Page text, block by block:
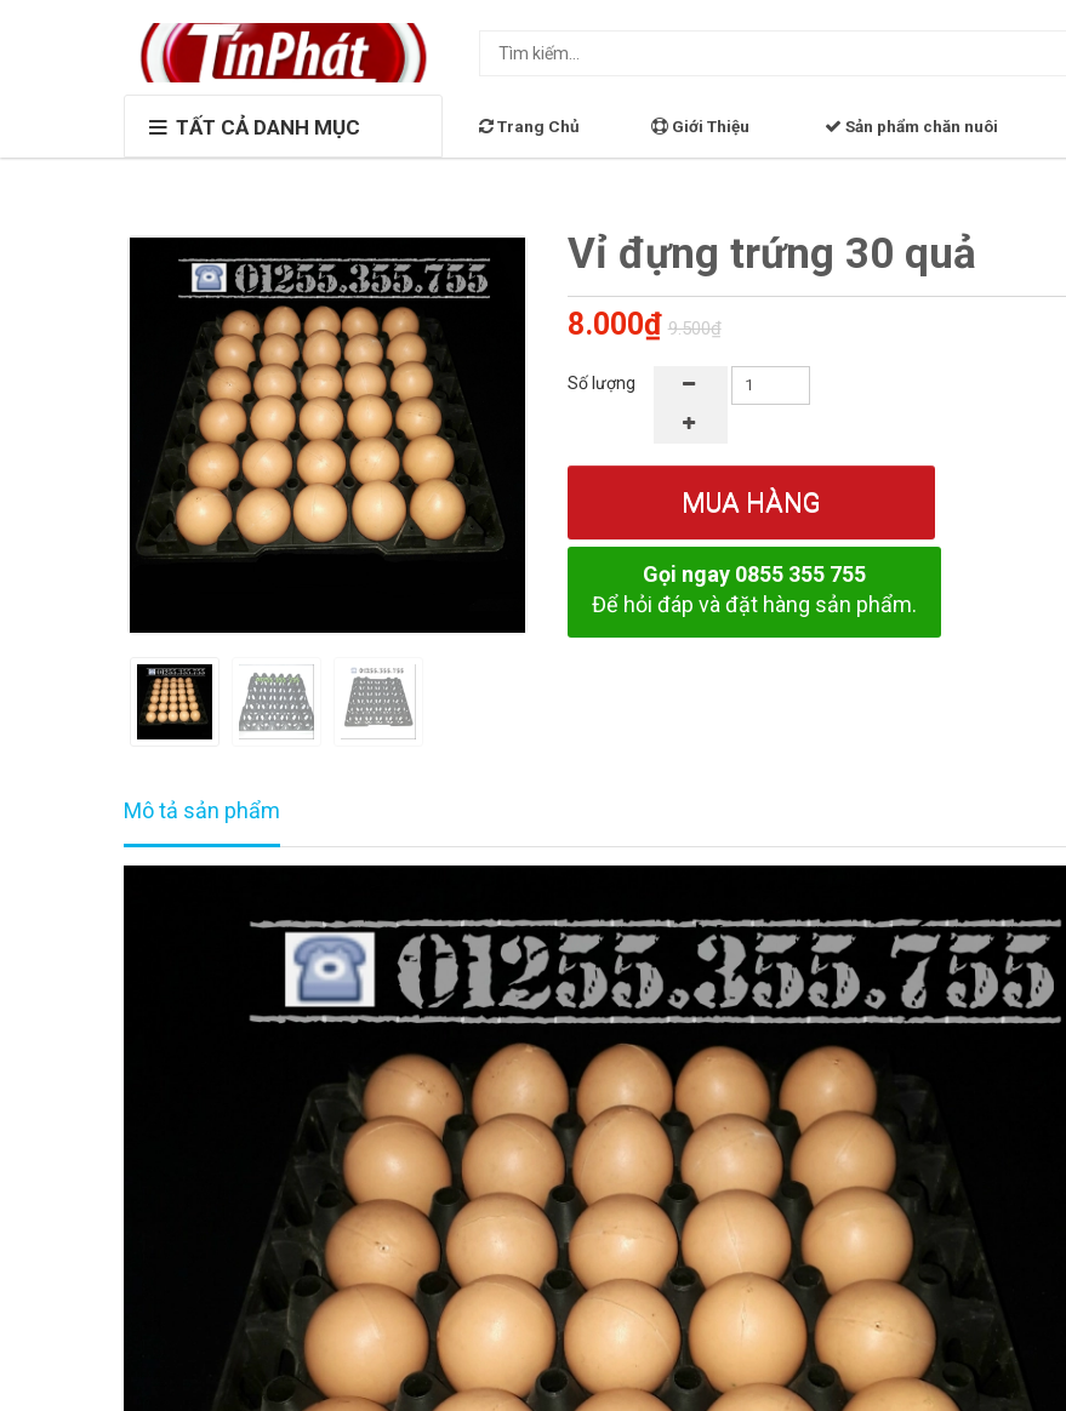
TẤT CẢ DANH MỤC Trang Chủ Giới Thiệu Sản phẩm chăn nuôi
Vỉ đựng trứng 30 quả
8.000₫ 9.500₫
Số lượng
MUA HÀNG
Gọi ngay 0855 355 755
Để hỏi đáp và đặt hàng sản phẩm.
Mô tả sản phẩm